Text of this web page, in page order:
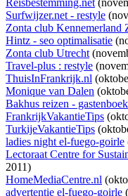
Reisbestemming.net
Surfwijzer.net - restyle
Zonta club Kennemerland
Hintz - seo optimalisatie
Zonta club Utrecht
Travel-plus : restyle
ThuisInFrankrijk.nl
Monique van Dalen
Bakhus reizen - gastenboek
FrankrijkVakantieTips
TurkijeVakantieTips
ladies night el-fuego-goirle
Lectoraat Centre for
2011)
HomeMediaCentre.nl
advertentie el-fuego-goirle